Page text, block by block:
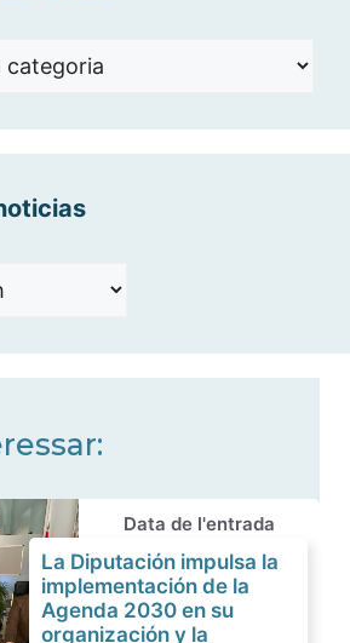
Data de l'entrada
La Diputación impulsa la
implementación de la
Agenda 2030 en su
organización y la